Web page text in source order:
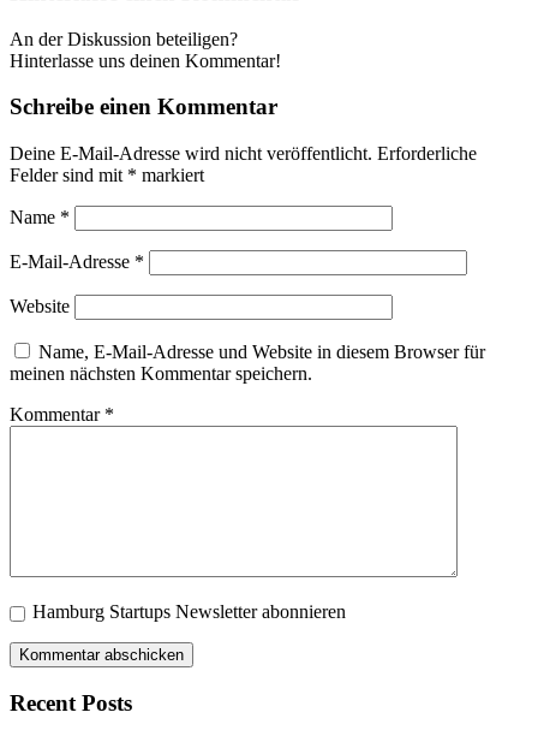
An der Diskussion beteiligen?
Hinterlasse uns deinen Kommentar!
Schreibe einen Kommentar
Deine E-Mail-Adresse wird nicht veröffentlicht. Erforderliche
Felder sind mit * markiert
Name *
E-Mail-Adresse *
Website
Name, E-Mail-Adresse und Website in diesem Browser für
meinen nächsten Kommentar speichern.
Kommentar *
Hamburg Startups Newsletter abonnieren
Recent Posts